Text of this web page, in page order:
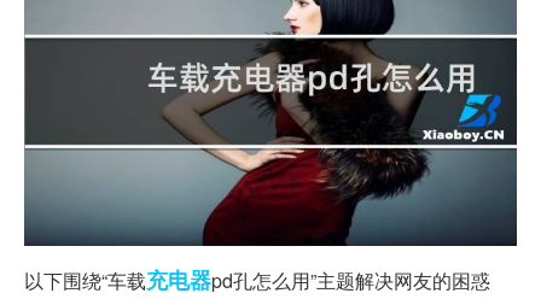
以下围绕“车载充电器pd孔怎么用”主题解决网友的困惑